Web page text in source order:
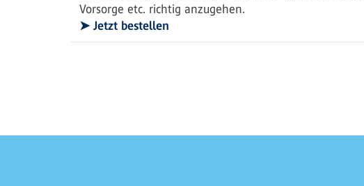
Vorsorge etc. richtig anzugehen.
➤ Jetzt bestellen